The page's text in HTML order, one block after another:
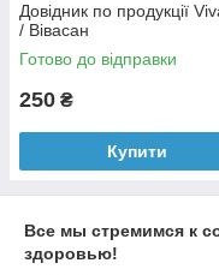
Довідник по продукції
/ Вівасан
Готово до відправки
250 ₴
Купити
Все мы стремимся к
здоровью!